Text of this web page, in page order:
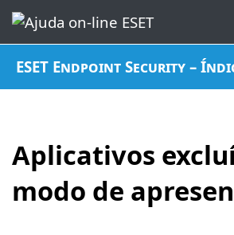
ESET Endpoint Security –
Aplicativos
modo de